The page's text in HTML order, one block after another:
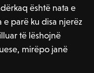
është nata e
parë ku disa njerëz
të lëshojnë
mirëpo janë